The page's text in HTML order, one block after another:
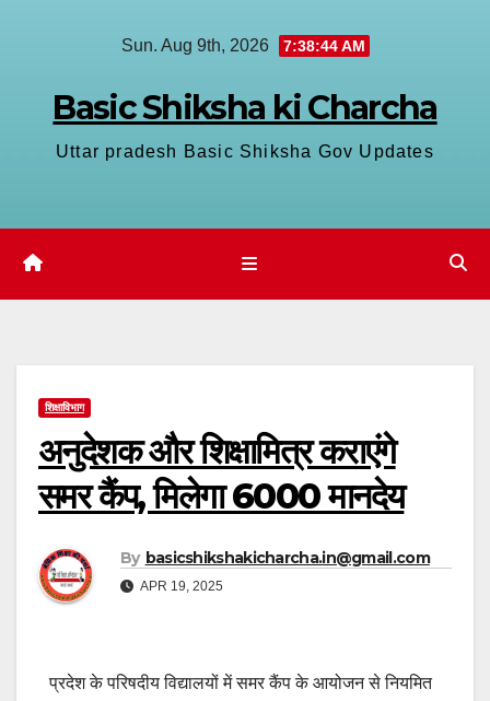
Sun. Aug 9th, 2026 7:38:45 AM
Basic Shiksha ki Charcha
Uttar pradesh Basic Shiksha Gov Updates
शिक्षाविभाग
अनुदेशक और शिक्षामित्र कराएंगे
समर कैंप, मिलेगा 6000 मानदेय
By basicshikshakicharcha.in@gmail.com
APR 19, 2025
प्रदेश के परिषदीय विद्यालयों में समर कैंप के आयोजन से नियमित